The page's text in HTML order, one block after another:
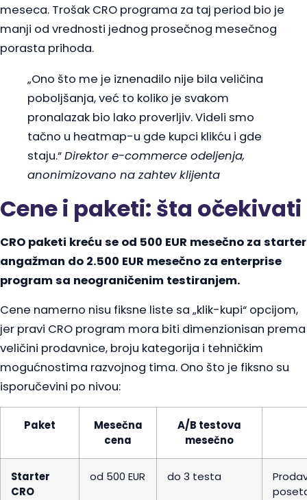
meseca. Trošak CRO programa za taj period bio je
manji od vrednosti jednog prosečnog mesečnog
porasta prihoda.
„Ono što me je iznenadilo nije bila veličina
poboljšanja, već to koliko je svakom
pronalazak bio lako proverljiv. Videli smo
tačno u heatmap-u gde kupci klikću i gde
staju.“Direktor e-commerce odeljenja,
anonimizovano na zahtev klijenta
Cene i paketi: šta očekivati
CRO paketi kreću se od 500 EUR mesečno za starter
angažman do 2.500 EUR mesečno za enterprise
program sa neograničenim testiranjem.
Cene namerno nisu fiksne liste sa „klik-kupi“ opcijom,
jer pravi CRO program mora biti dimenzionisan prema
veličini prodavnice, broju kategorija i tehničkim
mogućnostima razvojnog tima. Ono što je fiksno su
isporučevini po nivou:
Paket
Mesečna
cena
A/B testova
mesečno
Starter
CRO
od 500 EUR do 3 testa